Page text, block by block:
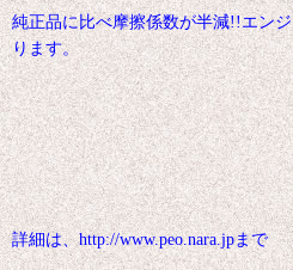
純正品に比べ摩擦係数が半減!!エン
ります。
詳細は、http://www.peo.nara.jpまで